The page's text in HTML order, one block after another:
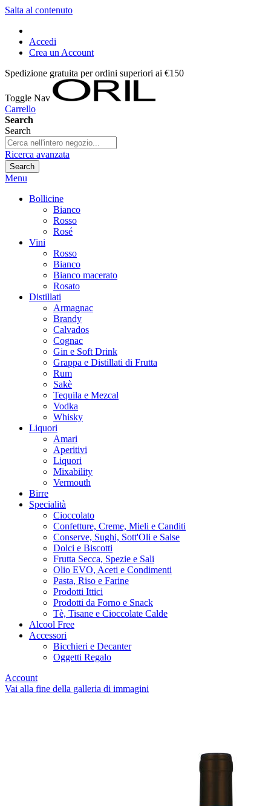
Salta al contenuto
Accedi
Crea un Account
Spedizione gratuita per ordini superiori ai €150
Toggle Nav
Carrello
Search
Search
Ricerca avanzata
Search
Menu
Bollicine
Bianco
Rosso
Rosé
Vini
Rosso
Bianco
Bianco macerato
Rosato
Distillati
Armagnac
Brandy
Calvados
Cognac
Gin e Soft Drink
Grappa e Distillati di Frutta
Rum
Sakè
Tequila e Mezcal
Vodka
Whisky
Liquori
Amari
Aperitivi
Liquori
Mixability
Vermouth
Birre
Specialità
Cioccolato
Confetture, Creme, Mieli e Canditi
Conserve, Sughi, Sott'Oli e Salse
Dolci e Biscotti
Frutta Secca, Spezie e Sali
Olio EVO, Aceti e Condimenti
Pasta, Riso e Farine
Prodotti Ittici
Prodotti da Forno e Snack
Tè, Tisane e Cioccolate Calde
Alcool Free
Accessori
Bicchieri e Decanter
Oggetti Regalo
Account
Vai alla fine della galleria di immagini